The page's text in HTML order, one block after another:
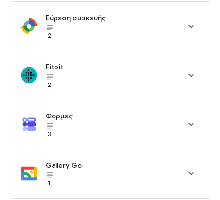
Εύρεση συσκευής
subject_black
2

Fitbit
subject_black
2

Φόρμες
subject_black
3

Gallery Go
subject_black
1
